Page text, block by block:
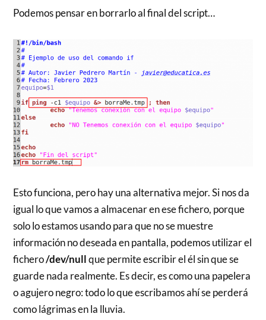
Podemos pensar en borrarlo al final del script…
Esto funciona, pero hay una alternativa mejor. Si nos da
igual lo que vamos a almacenar en ese fichero, porque
solo lo estamos usando para que no se muestre
información no deseada en pantalla, podemos utilizar el
fichero/dev/nullque permite escribir el él sin que se
guarde nada realmente. Es decir, es como una papelera
o agujero negro: todo lo que escribamos ahí se perderá
como lágrimas en la lluvia.